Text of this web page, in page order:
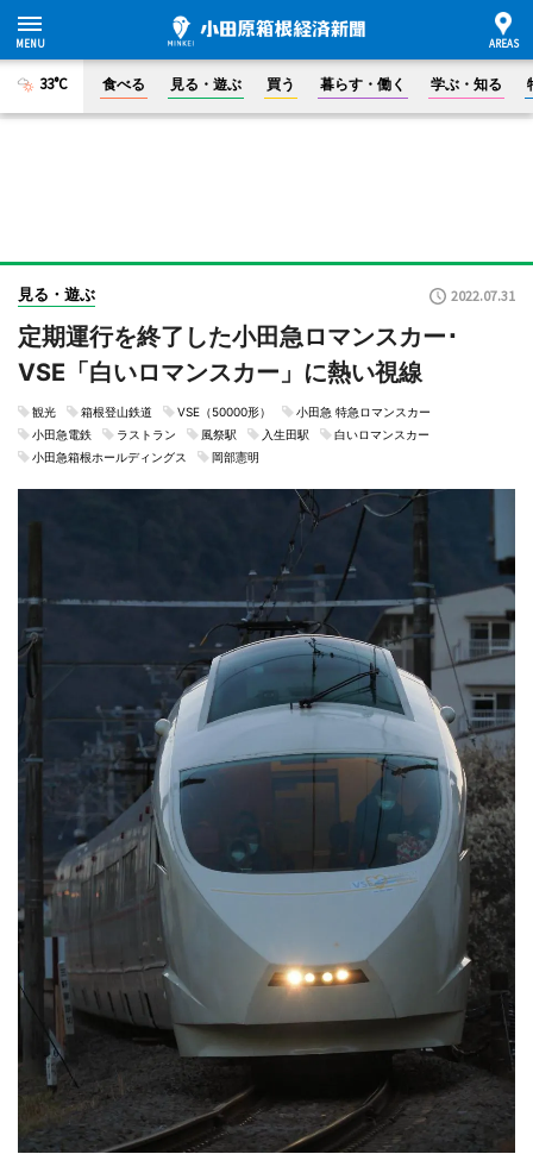
33°C 食べる 見る・遊ぶ 買う 暮らす・働く 学ぶ・知る
見る・遊ぶ 2022.07.31
定期運行を終了した小田急ロマンスカー･
VSE「白いロマンスカー」に熱い視線
観光 箱根登山鉄道 VSE（50000形）
小田急 特急ロマンスカー
小田急電鉄
ラストラン 風祭駅 入生田駅
白いロマンスカー
小田急箱根ホールディングス
岡部憲明